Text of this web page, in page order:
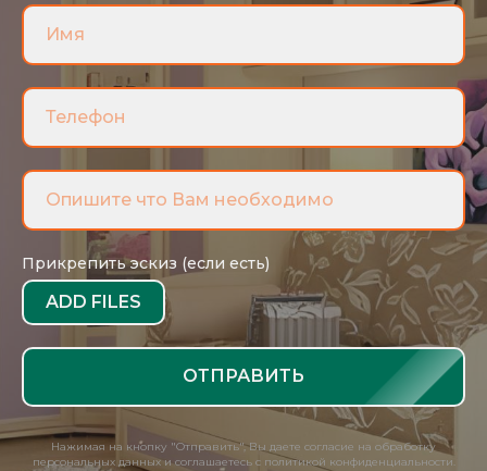
Прикрепить эскиз (если есть)
ADD FILES
ОТПРАВИТЬ
Нажимая на кнопку "Отправить", Вы даете согласие на обработку
персональных данных и соглашаетесь с политикой конфиденциальности.